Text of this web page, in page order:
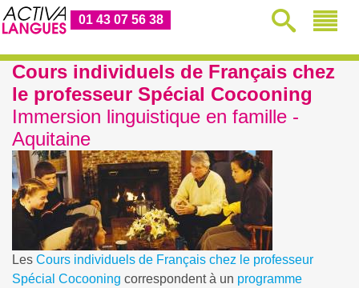
01 43 07 56 38
Cours individuels de Français chez
le professeur Spécial Cocooning
Immersion linguistique en famille -
Aquitaine
Les Cours individuels de Français chez le professeur
Spécial Cocooning correspondent à un programme